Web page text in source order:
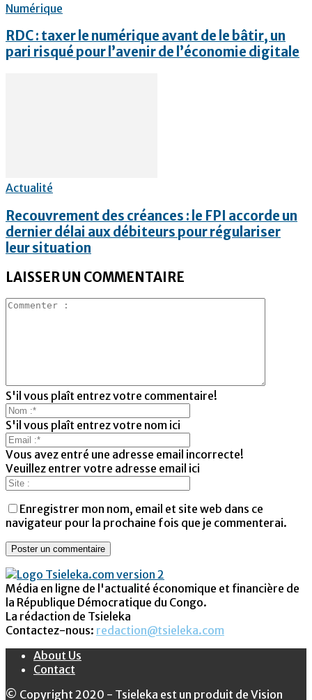
Numérique
RDC : taxer le numérique avant de le bâtir, un
pari risqué pour l’avenir de l’économie digitale
Actualité
Recouvrement des créances : le FPI accorde un
dernier délai aux débiteurs pour régulariser
leur situation
LAISSER UN COMMENTAIRE
S'il vous plaît entrez votre commentaire!
S'il vous plaît entrez votre nom ici
Vous avez entré une adresse email incorrecte!
Veuillez entrer votre adresse email ici
Enregistrer mon nom, email et site web dans ce
navigateur pour la prochaine fois que je commenterai.
Média en ligne de l'actualité économique et financière de
la République Démocratique du Congo.
La rédaction de Tsieleka
Contactez-nous: redaction@tsieleka.com
About Us
Contact
© Copyright 2020 - Tsieleka est un produit de Vision